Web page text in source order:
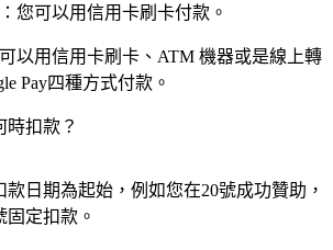
您可以用信用卡刷卡付款。
以用信用卡刷卡、ATM 機器或是線上轉
Pay四種方式付款。
時扣款？
日期為起始，例如您在20號成功贊助，
固定扣款。